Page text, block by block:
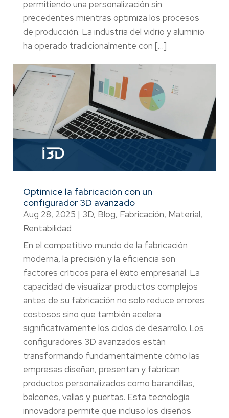
permitiendo una personalización sin
precedentes mientras optimiza los procesos
de producción. La industria del vidrio y aluminio
ha operado tradicionalmente con […]
Optimice la fabricación con un
configurador 3D avanzado
Aug 28, 2025 | 3D, Blog, Fabricación, Material,
Rentabilidad
En el competitivo mundo de la fabricación
moderna, la precisión y la eficiencia son
factores críticos para el éxito empresarial. La
capacidad de visualizar productos complejos
antes de su fabricación no solo reduce errores
costosos sino que también acelera
significativamente los ciclos de desarrollo. Los
configuradores 3D avanzados están
transformando fundamentalmente cómo las
empresas diseñan, presentan y fabrican
productos personalizados como barandillas,
balcones, vallas y puertas. Esta tecnología
innovadora permite que incluso los diseños